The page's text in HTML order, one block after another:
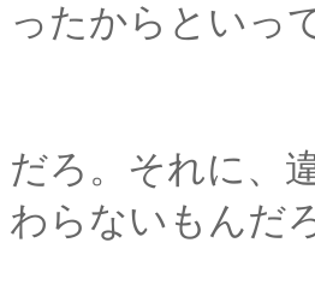
ったからといっ
「家族なら
だろ。それに、
わらないもんだ
「でも、弥